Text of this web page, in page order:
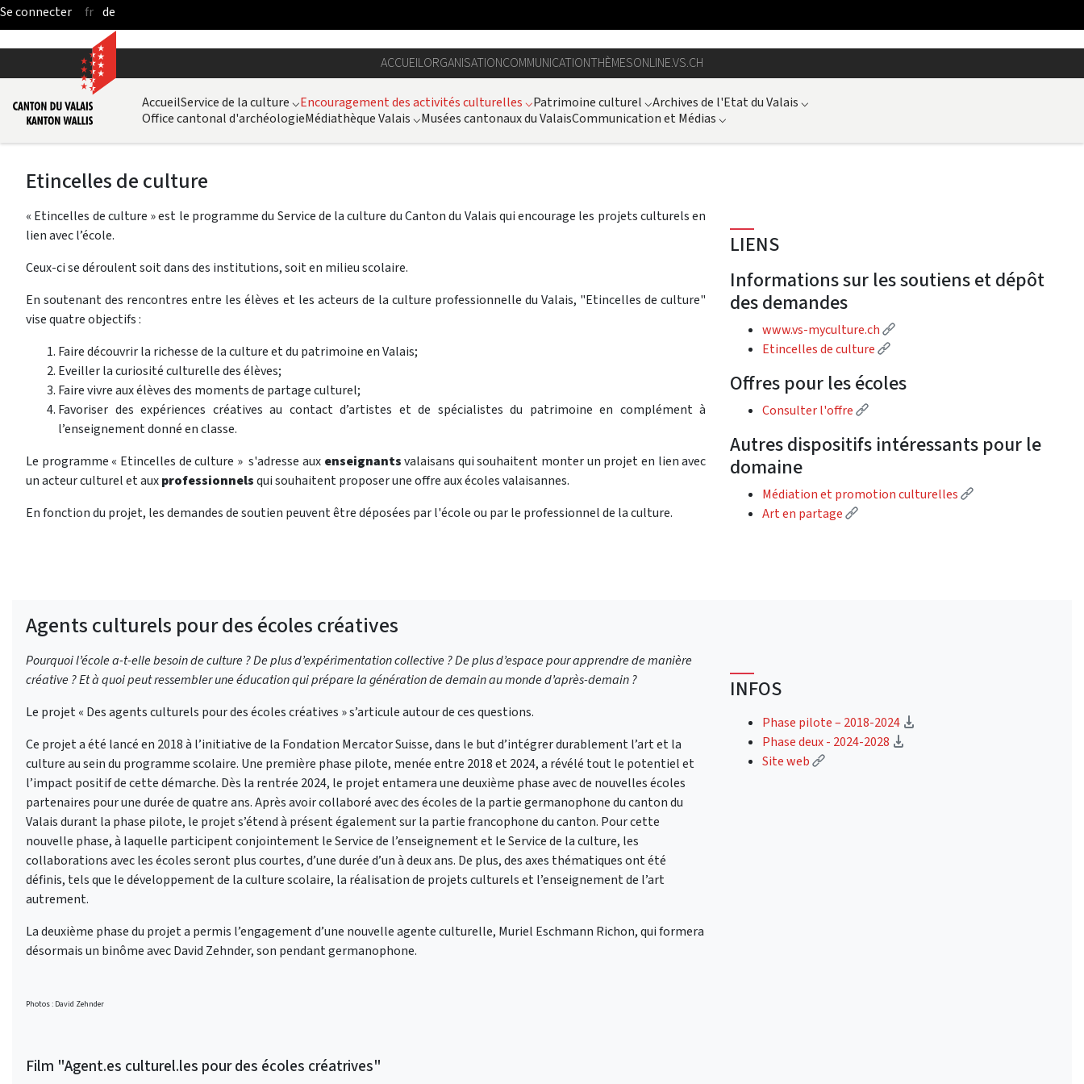
Saut au contenu principal
fr de
ACCUEILORGANISATIONCOMMUNICATIONTHÈMESONLINE.VS.CH
AccueilService de la culture ⌵Encouragement des activités culturelles ⌵Patrimoine culturel ⌵Archives de l'Etat du Valais ⌵
Office cantonal d'archéologieMédiathèque Valais ⌵Musées cantonaux du ValaisCommunication et Médias ⌵
Etincelles de culture
« Etincelles de culture » est le programme du Service de la culture du Canton du Valais qui encourage les projets culturels en
lien avec l’école.
Ceux-ci se déroulent soit dans des institutions, soit en milieu scolaire.
En soutenant des rencontres entre les élèves et les acteurs de la culture professionnelle du Valais, "Etincelles de culture"
vise quatre objectifs :
Faire découvrir la richesse de la culture et du patrimoine en Valais;
Eveiller la curiosité culturelle des élèves;
Faire vivre aux élèves des moments de partage culturel;
Favoriser des expériences créatives au contact d’artistes et de spécialistes du patrimoine en complément à
l’enseignement donné en classe.
Le programme « Etincelles de culture » s'adresse aux enseignantsvalaisans qui souhaitent monter un projet en lien avec
un acteur culturel et auxprofessionnelsqui souhaitent proposer une offre aux écoles valaisannes.
En fonction du projet, les demandes de soutien peuvent être déposées par l'école ou par le professionnel de la culture.
LIENS
Informations sur les soutiens et dépôt
des demandes
www.vs-myculture.ch
(Lien externe)
Etincelles de culture
(Lien externe)
Offres pour les écoles
Consulter l'offre (Lien externe)
Autres dispositifs intéressants pour le
domaine
Médiation et promotion culturelles
(Lien externe)
Art en partage
(Lien externe)
Agents culturels pour des écoles créatives
Pourquoi l’école a-t-elle besoin de culture ? De plus d’expérimentation collective ? De plus d’espace pour apprendre de manière
créative ? Et à quoi peut ressembler une éducation qui prépare la génération de demain au monde d’après-demain ?
Le projet « Des agents culturels pour des écoles créatives » s’articule autour de ces questions.
Ce projet a été lancé en 2018 à l’initiative de la Fondation Mercator Suisse, dans le but d’intégrer durablement l’art et la
culture au sein du programme scolaire. Une première phase pilote, menée entre 2018 et 2024, a révélé tout le potentiel et
l’impact positif de cette démarche. Dès la rentrée 2024, le projet entamera une deuxième phase avec de nouvelles écoles
partenaires pour une durée de quatre ans. Après avoir collaboré avec des écoles de la partie germanophone du canton du
Valais durant la phase pilote, le projet s’étend à présent également sur la partie francophone du canton. Pour cette
nouvelle phase, à laquelle participent conjointement le Service de l’enseignement et le Service de la culture, les
collaborations avec les écoles seront plus courtes, d’une durée d’un à deux ans. De plus, des axes thématiques ont été
définis, tels que le développement de la culture scolaire, la réalisation de projets culturels et l’enseignement de l’art
autrement.
La deuxième phase du projet a permis l’engagement d’une nouvelle agente culturelle, Muriel Eschmann Richon, qui formera
désormais un binôme avec David Zehnder, son pendant germanophone.
Photos : David Zehnder
Film "Agent.es culturel.les pour des écoles créatrives"
INFOS
Phase pilote – 2018-2024
Phase deux - 2024-2028
Site web
(Lien externe)